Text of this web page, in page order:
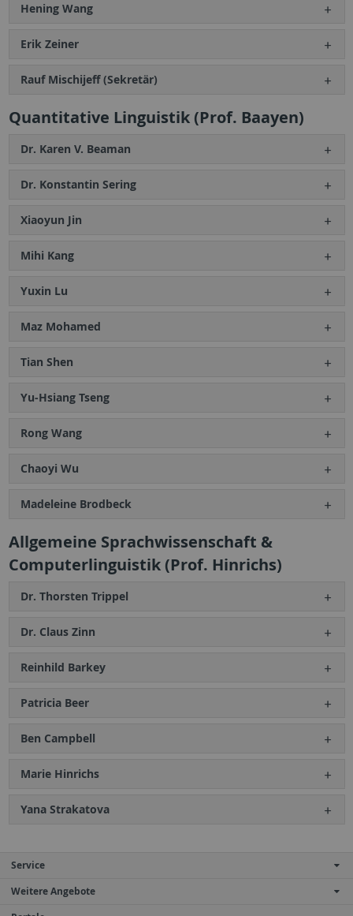
Hening Wang
Erik Zeiner
Rauf Mischijeff (Sekretär)
Quantitative Linguistik (Prof. Baayen)
Dr. Karen V. Beaman
Dr. Konstantin Sering
Xiaoyun Jin
Mihi Kang
Yuxin Lu
Maz Mohamed
Tian Shen
Yu-Hsiang Tseng
Rong Wang
Chaoyi Wu
Madeleine Brodbeck
Allgemeine Sprachwissenschaft &
Computerlinguistik (Prof. Hinrichs)
Dr. Thorsten Trippel
Dr. Claus Zinn
Reinhild Barkey
Patricia Beer
Ben Campbell
Marie Hinrichs
Yana Strakatova
Service
Weitere Angebote